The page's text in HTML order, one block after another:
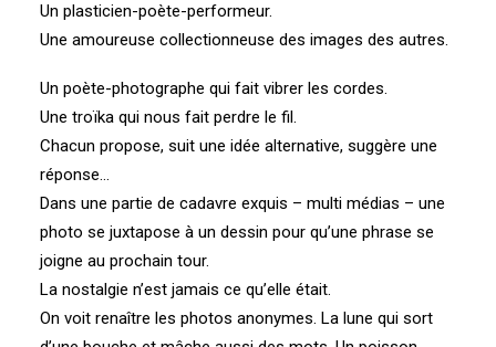
Un plasticien-poète-performeur.
Une amoureuse collectionneuse des images des autres.
Un poète-photographe qui fait vibrer les cordes.
Une troïka qui nous fait perdre le fil.
Chacun propose, suit une idée alternative, suggère une
réponse…
Dans une partie de cadavre exquis – multi médias – une
photo se juxtapose à un dessin pour qu’une phrase se
joigne au prochain tour.
La nostalgie n’est jamais ce qu’elle était.
On voit renaître les photos anonymes. La lune qui sort